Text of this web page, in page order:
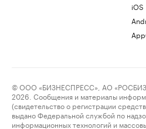
iOS
© ООО «БИЗНЕСПРЕСС», АО
2026. Сообщения и материалы
(свидетельство о регистрации
выдано Федеральной службой по
информационных технологий и